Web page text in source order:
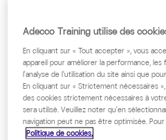
RELIER CULTURE
CULTURE
CONCEPTS QUI
Habituellement définie comme
Adecco Training utilise des
En cliquant sur « Tout accepter », vous
appareil pour améliorer la performance, les
l'analyse de l'utilisation du site ainsi que
En cliquant sur « Strictement nécessaires
des cookies strictement nécessaires à
sera utilisé. Veuillez noter qu'en
navigation peut ne pas être optimisée.
Politique de cookies.